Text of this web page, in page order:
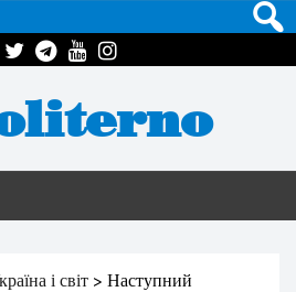
і світ > Наступний